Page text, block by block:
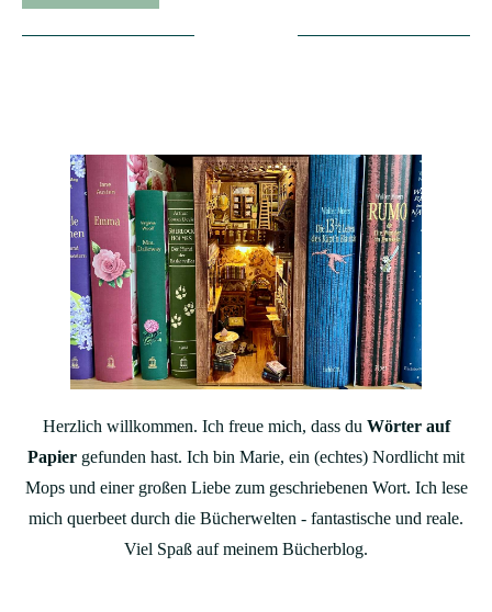
Herzlich willkommen. Ich freue mich, dass du Wörter auf
Papier gefunden hast. Ich bin Marie, ein (echtes) Nordlicht mit
Mops und einer großen Liebe zum geschriebenen Wort. Ich lese
mich querbeet durch die Bücherwelten - fantastische und reale.
Viel Spaß auf meinem Bücherblog.